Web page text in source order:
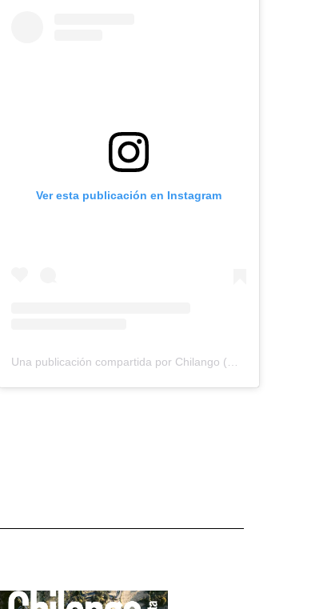
Ver esta publicación en Instagram
Una publicación compartida por Chilango (@chilangocom)